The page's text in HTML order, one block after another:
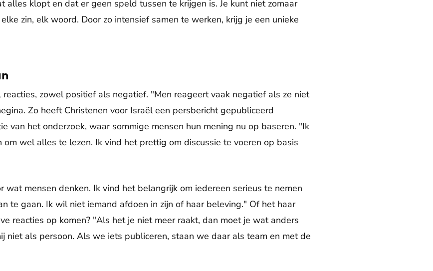
alles klopt en dat er geen speld tussen te krijgen is. Je kunt niet zomaar
zin, elk woord. Door zo intensief samen te werken, krijg je een unieke
zowel positief als negatief. "Men reageert vaak negatief als ze niet
Zo heeft Christenen voor Israël een persbericht gepubliceerd
van het onderzoek, waar sommige mensen hun mening nu op baseren. "Ik
wel alles te lezen. Ik vind het prettig om discussie te voeren op basis
wat mensen denken. Ik vind het belangrijk om iedereen serieus te nemen
te gaan. Ik wil niet iemand afdoen in zijn of haar beleving." Of het haar
reacties op komen? "Als het je niet meer raakt, dan moet je wat anders
niet als persoon. Als we iets publiceren, staan we daar als team en met de